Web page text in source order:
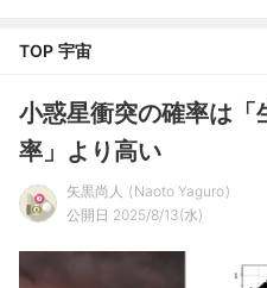
TOP 宇宙
小惑星衝突の確率は「
率」より高い
矢黒尚人
Naoto Yaguro
公開日 2025/8/13(水)